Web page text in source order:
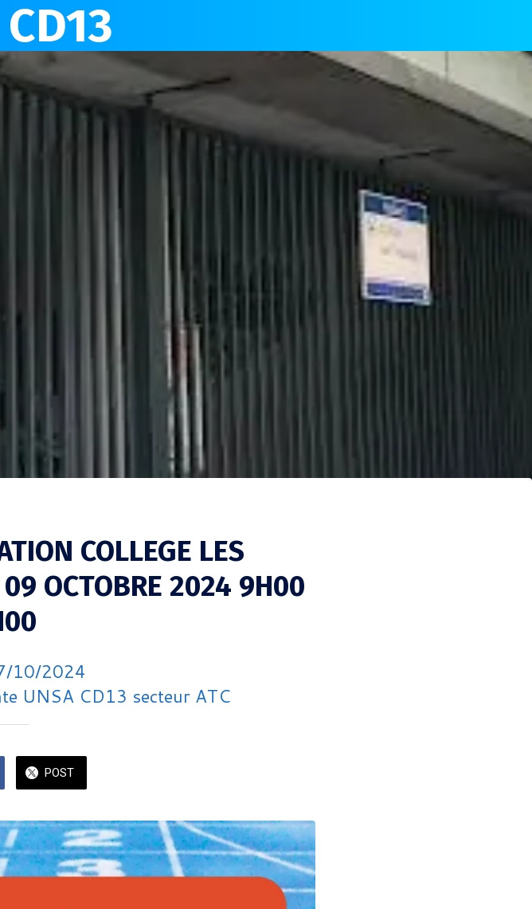
COLLEGE LES
OCTOBRE 2024 9H00
10/2024
UNSA CD13 secteur ATC
POST